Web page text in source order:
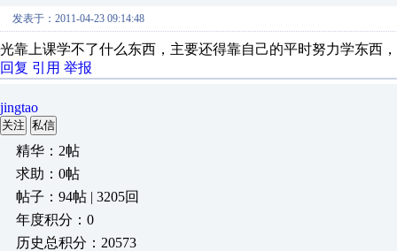
发表于：2011-04-23 09:14:48
光靠上课学不了什么东西，主要还得靠自己的平时努力学东西
回复 引用 举报
jingtao
关注 私信
精华：2帖
求助：0帖
帖子：94帖 | 3205回
年度积分：0
历史总积分：20573